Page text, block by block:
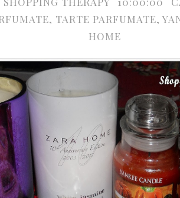
, TARTE PARFUMATE,
HOME